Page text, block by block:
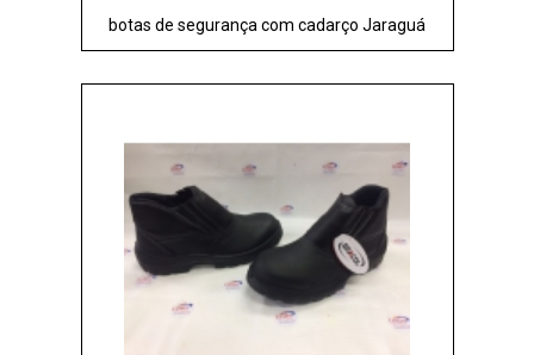
botas de segurança com cadarço Jaraguá